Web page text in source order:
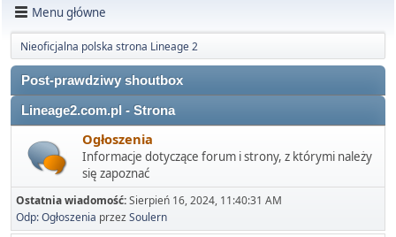
Menu główne
Nieoficjalna polska strona Lineage 2
Post-prawdziwy shoutbox
Lineage2.com.pl - Strona
Ogłoszenia
Informacje dotyczące forum i strony, z którymi należy
się zapoznać
Ostatnia wiadomość:Sierpień 16, 2024, 11:40:31 AM
Odp: Ogłoszenia przezSoulern